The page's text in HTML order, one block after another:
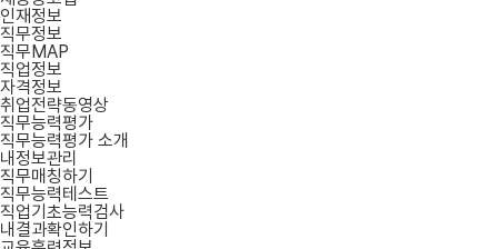
인재정보
직무정보
직무MAP
직업정보
자격정보
취업전략동영상
직무능력평가
직무능력평가 소개
내정보관리
직무매칭하기
직무능력테스트
직업기초능력검사
내결과확인하기